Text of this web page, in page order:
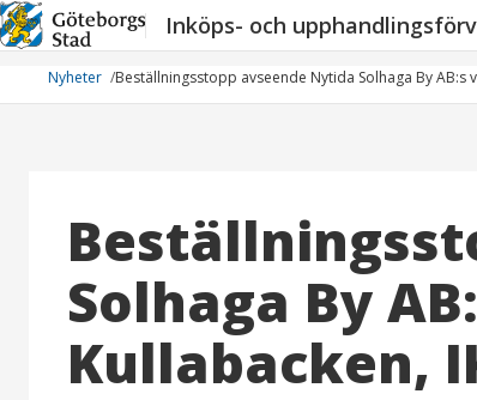
Hoppa
till
innehåll
Inköps- och
Nyheter Beställningsstopp avseende Nytida Solhaga By AB:s
Solhaga By
Kullabacken,